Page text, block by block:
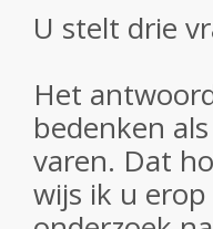
U stelt drie
Het
bedenken
varen. Dat
wijs ik u